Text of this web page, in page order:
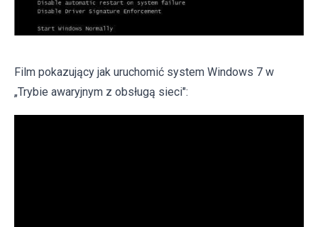
Film pokazujący jak uruchomić system Windows 7 w
„Trybie awaryjnym z obsługą sieci":